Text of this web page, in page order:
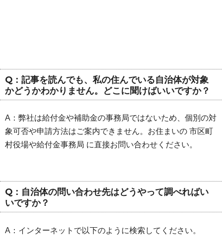
Q：記事を読んでも、私の住んでいる自治体が対象
かどうかわかりません。どこに聞けばいいですか？
A：弊社は給付金や補助金の事務局ではないため、個別の対
象可否や申請方法はご案内できません。お住まいの 市区町
村役場や給付金事務局 に直接お問い合わせください。
Q：自治体の問い合わせ先はどうやって調べればい
いですか？
A：インターネットで以下のように検索してください。